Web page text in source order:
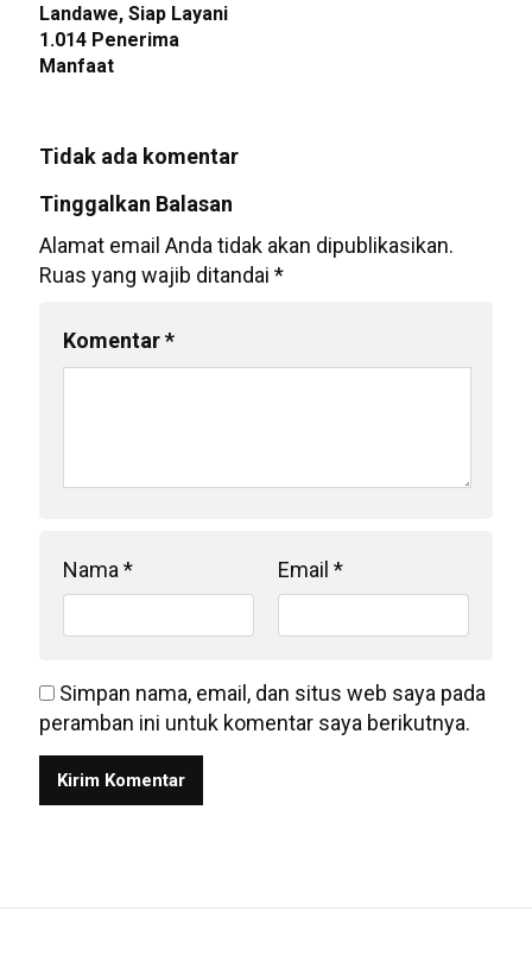
Landawe, Siap Layani
1.014 Penerima
Manfaat
Tidak ada komentar
Tinggalkan Balasan
Alamat email Anda tidak akan dipublikasikan.
Ruas yang wajib ditandai *
Komentar*
Nama * Email *
Simpan nama, email, dan situs web saya pada
peramban ini untuk komentar saya berikutnya.